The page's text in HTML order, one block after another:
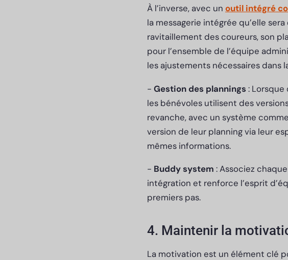
À l’inverse, avec un outil intégré
la messagerie intégrée qu’elle
ravitaillement des coureurs, son
pour l’ensemble de l’équipe
les ajustements nécessaires dans
- Gestion des plannings : Lorsque
les bénévoles utilisent des
revanche, avec un système
version de leur planning via leur
mêmes informations.
- Buddy system : Associez
intégration et renforce l’esprit
premiers pas.
4. Maintenir la
La motivation est un élément clé